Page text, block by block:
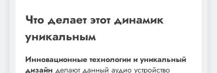
Что делает этот динамик
уникальным
Инновационные технологии и уникальный
дизайн делают данный аудио устройство